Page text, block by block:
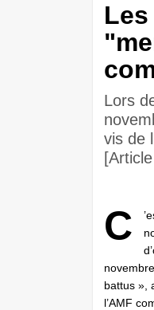
Lors
vis de
C
battus »,
l’AMF